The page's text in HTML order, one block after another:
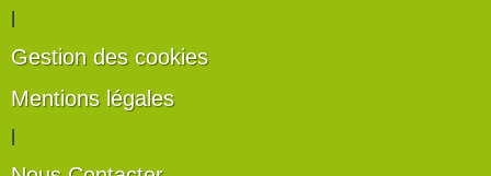
Gestion des cookies
Mentions légales